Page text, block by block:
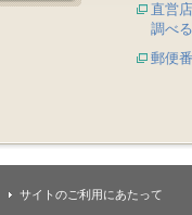
直営
調べる
郵便
サイトのご利用にあたって